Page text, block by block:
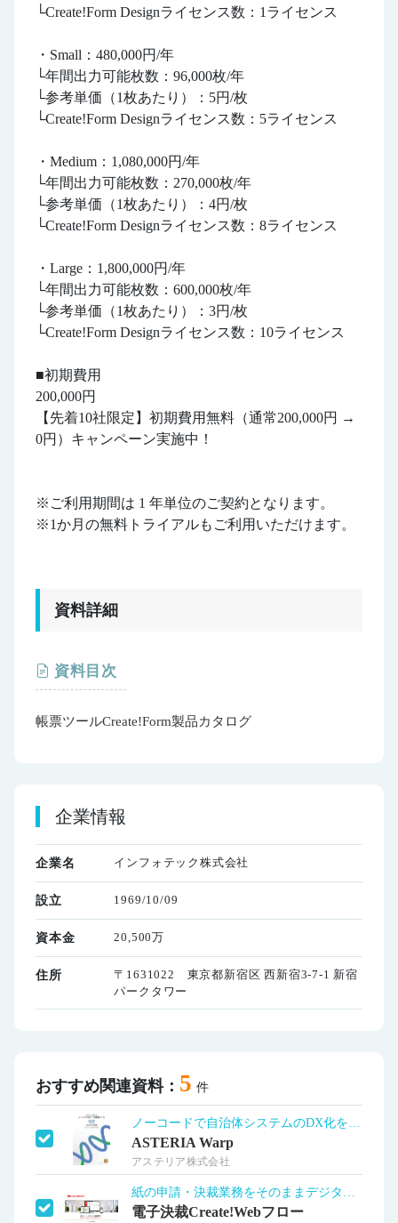
└Create!Form Designライセンス数：1ライセンス
・Small：480,000円/年
└年間出力可能枚数：96,000枚/年
└参考単価（1枚あたり）：5円/枚
└Create!Form Designライセンス数：5ライセンス
・Medium：1,080,000円/年
└年間出力可能枚数：270,000枚/年
└参考単価（1枚あたり）：4円/枚
└Create!Form Designライセンス数：8ライセンス
・Large：1,800,000円/年
└年間出力可能枚数：600,000枚/年
└参考単価（1枚あたり）：3円/枚
└Create!Form Designライセンス数：10ライセンス
■初期費用
200,000円
【先着10社限定】初期費用無料（通常200,000円 →
0円）キャンペーン実施中！
※ご利用期間は 1 年単位のご契約となります。
※1か月の無料トライアルもご利用いただけます。
資料詳細
資料目次
帳票ツールCreate!Form製品カタログ
企業情報
企業名 インフォテック株式会社
設立 1969/10/09
資本金 20,500万
住所
〒1631022 東京都新宿区 西新宿3-7-1 新宿
パークタワー
おすすめ関連資料： 5 件
ASTERIA Warp
アステリア株式会社
電子決裁Create!Webフロー